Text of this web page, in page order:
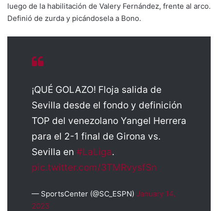
luego de la habilitación de Valery Fernández, frente al arco.
Definió de zurda y picándosela a Bono.
¡QUÉ GOLAZO! Floja salida de
Sevilla desde el fondo y definición
TOP del venezolano Yangel Herrera
para el 2-1 final de Girona vs.
Sevilla en #LaLiga.
pic.twitter.com/3TMRvysfSn
— SportsCenter (@SC_ESPN) January 14,
2023